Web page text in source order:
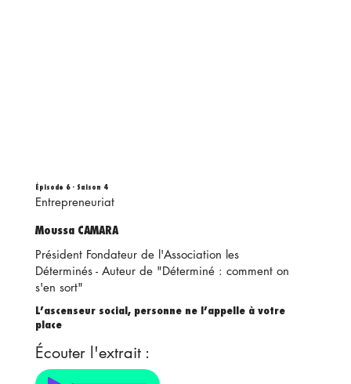
Épisode 6 - Saison 4
Entrepreneuriat
Moussa CAMARA
Président Fondateur de l'Association les
Déterminés - Auteur de "Déterminé : comment on
s'en sort"
L’ascenseur social, personne ne l’appelle à votre
place
Écouter l'extrait :